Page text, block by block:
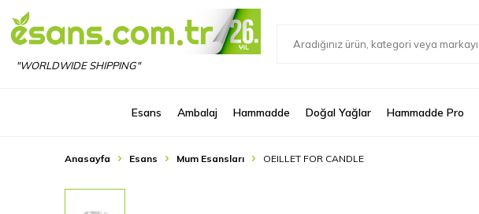
"WORLDWIDE SHIPPING"
Esans Ambalaj Hammadde Doğal Yağlar Hammadde Pro
Anasayfa Esans Mum Esansları OEILLET FOR CANDLE